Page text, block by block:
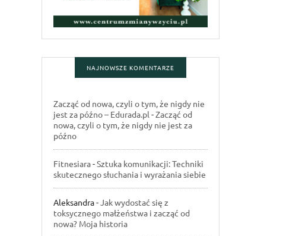
NAJNOWSZE KOMENTARZE
Zacząć od nowa, czyli o tym, że nigdy nie
jest za późno – Edurada.pl -Zacząć od
nowa, czyli o tym, że nigdy nie jest za
późno
Fitnesiara-Sztuka komunikacji: Techniki
skutecznego słuchania i wyrażania siebie
Aleksandra-Jak wydostać się z
toksycznego małżeństwa i zacząć od
nowa? Moja historia